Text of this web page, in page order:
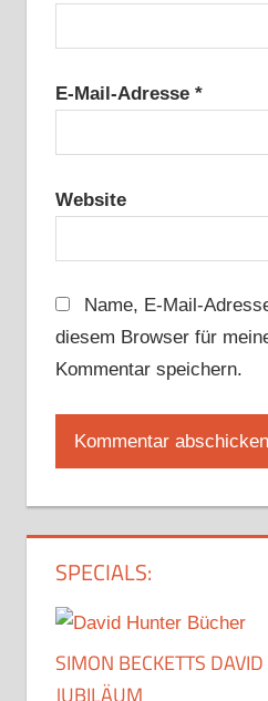
E-Mail-Adresse *
Website
Name, E-Mail-
diesem Browser für
Kommentar speichern.
SPECIALS:
SIMON BECKETTS